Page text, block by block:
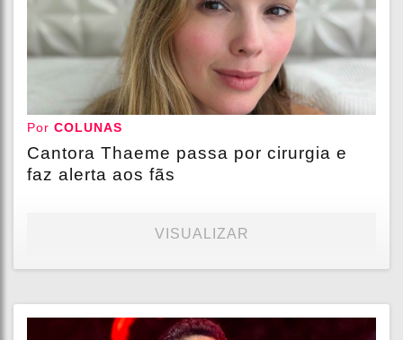
Por COLUNAS
Cantora Thaeme passa por cirurgia e
faz alerta aos fãs
VISUALIZAR